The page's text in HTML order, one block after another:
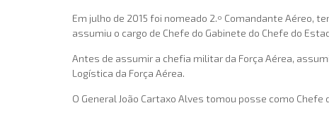
Em julho de 2015 foi nomeado 2.º Comandante Aéreo,
assumiu o cargo de Chefe do Gabinete do Chefe do
Antes de assumir a chefia militar da Força Aérea,
Logística da Força Aérea.
O General João Cartaxo Alves tomou posse como